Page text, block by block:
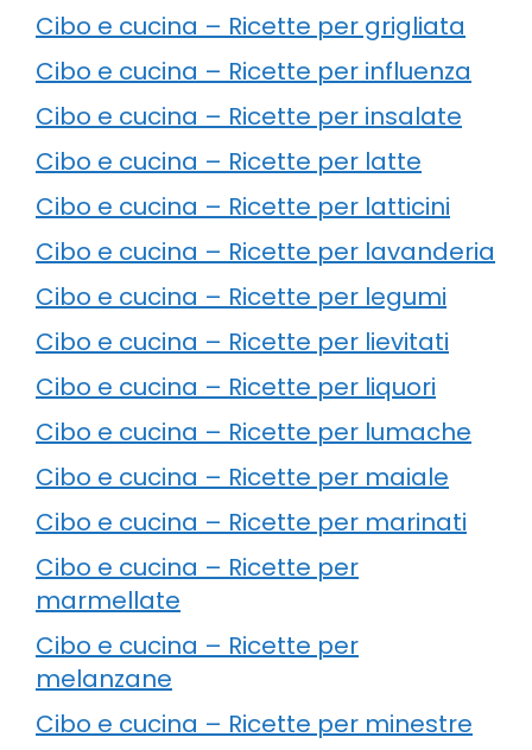
Cibo e cucina – Ricette per grigliata
Cibo e cucina – Ricette per influenza
Cibo e cucina – Ricette per insalate
Cibo e cucina – Ricette per latte
Cibo e cucina – Ricette per latticini
Cibo e cucina – Ricette per lavanderia
Cibo e cucina – Ricette per legumi
Cibo e cucina – Ricette per lievitati
Cibo e cucina – Ricette per liquori
Cibo e cucina – Ricette per lumache
Cibo e cucina – Ricette per maiale
Cibo e cucina – Ricette per marinati
Cibo e cucina – Ricette per
marmellate
Cibo e cucina – Ricette per
melanzane
Cibo e cucina – Ricette per minestre